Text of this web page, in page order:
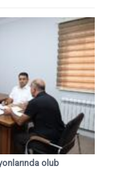
olub